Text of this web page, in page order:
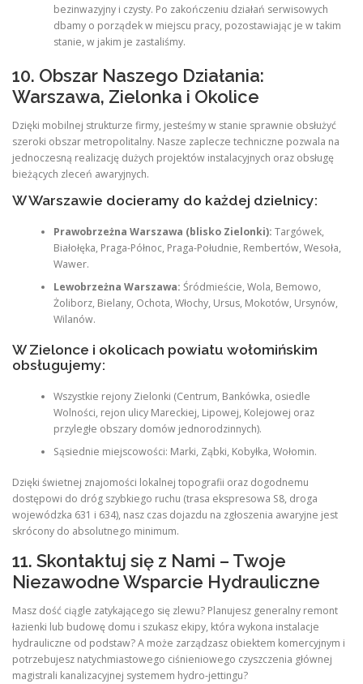
bezinwazyjny i czysty. Po zakończeniu działań serwisowych
dbamy o porządek w miejscu pracy, pozostawiając je w takim
stanie, w jakim je zastaliśmy.
10. Obszar Naszego Działania:
Warszawa, Zielonka i Okolice
Dzięki mobilnej strukturze firmy, jesteśmy w stanie sprawnie obsłużyć
szeroki obszar metropolitalny. Nasze zaplecze techniczne pozwala na
jednoczesną realizację dużych projektów instalacyjnych oraz obsługę
bieżących zleceń awaryjnych.
W Warszawie docieramy do każdej dzielnicy:
Prawobrzeżna Warszawa (blisko Zielonki): Targówek,
Białołęka, Praga-Północ, Praga-Południe, Rembertów, Wesoła,
Wawer.
Lewobrzeżna Warszawa: Śródmieście, Wola, Bemowo,
Żoliborz, Bielany, Ochota, Włochy, Ursus, Mokotów, Ursynów,
Wilanów.
W Zielonce i okolicach powiatu wołomińskim
obsługujemy:
Wszystkie rejony Zielonki (Centrum, Bankówka, osiedle
Wolności, rejon ulicy Mareckiej, Lipowej, Kolejowej oraz
przyległe obszary domów jednorodzinnych).
Sąsiednie miejscowości: Marki, Ząbki, Kobyłka, Wołomin.
Dzięki świetnej znajomości lokalnej topografii oraz dogodnemu
dostępowi do dróg szybkiego ruchu (trasa ekspresowa S8, droga
wojewódzka 631 i 634), nasz czas dojazdu na zgłoszenia awaryjne jest
skrócony do absolutnego minimum.
11. Skontaktuj się z Nami – Twoje
Niezawodne Wsparcie Hydrauliczne
Masz dość ciągle zatykającego się zlewu? Planujesz generalny remont
łazienki lub budowę domu i szukasz ekipy, która wykona instalacje
hydrauliczne od podstaw? A może zarządzasz obiektem komercyjnym i
potrzebujesz natychmiastowego ciśnieniowego czyszczenia głównej
magistrali kanalizacyjnej systemem hydro-jettingu?